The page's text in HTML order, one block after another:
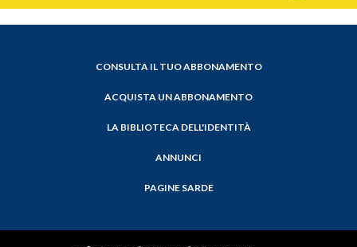
CONSULTA IL TUO ABBONAMENTO
ACQUISTA UN ABBONAMENTO
LA BIBLIOTECA DELL'IDENTITÀ
ANNUNCI
PAGINE SARDE